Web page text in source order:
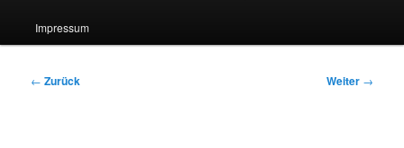
Impressum
Beitragsnavigation
← Zurück Weiter →